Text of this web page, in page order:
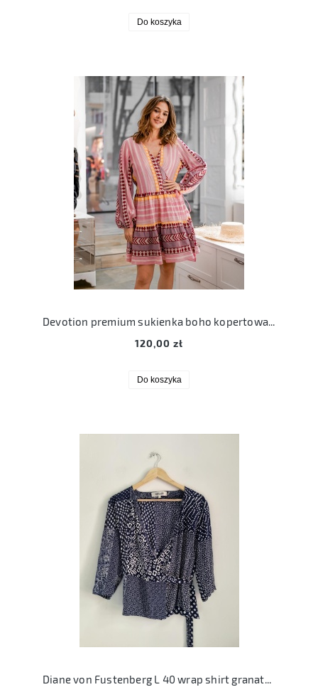
Do koszyka
Devotion premium sukienka boho kopertowa bawełniana aztecka S 36
120,00 zł
Do koszyka
Diane von Fustenberg L 40 wrap shirt granatowa bluzka kopertowa